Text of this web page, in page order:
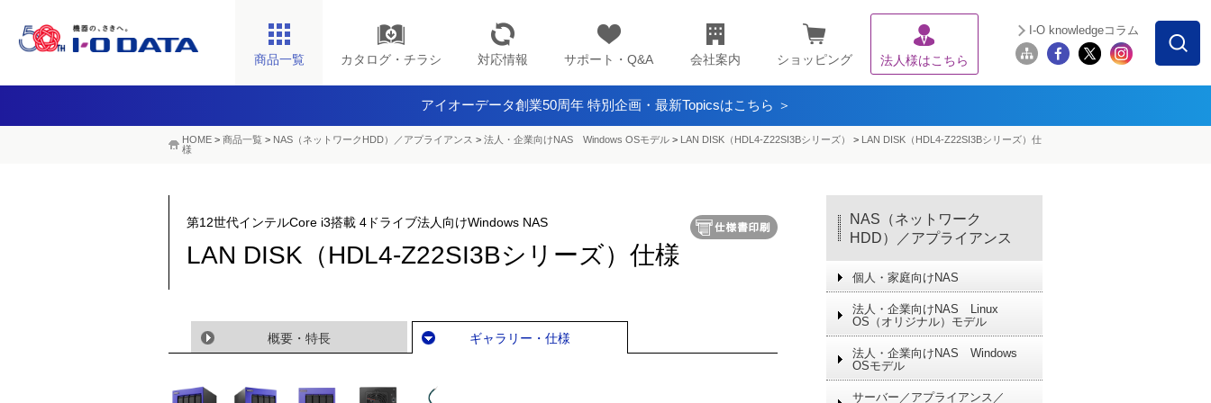
商品一覧 カタログ・チラシ 対応情報 サポート・Q&A 会社案内 ショッピング 法人様はこちら
I-O knowledgeコラム
アイオーデータ創業50周年 特別企画・最新Topicsはこちら ＞
HOME > 商品一覧 > NAS（ネットワークHDD）／アプライアンス​ > 法人・企業向けNAS Windows OSモデル > LAN DISK（HDL4-Z22SI3Bシリーズ） > LAN DISK（HDL4-Z22SI3Bシリーズ）仕
様
第12世代インテルCore i3搭載 4ドライブ法人向けWindows NAS
LAN DISK（HDL4-Z22SI3Bシリーズ）仕様
概要・特長 ギャラリー・仕様
NAS（ネットワーク
HDD）／アプライアンス
個人・家庭向けNAS
法人・企業向けNAS Linux
OS（オリジナル）モデル
法人・企業向けNAS Windows
OSモデル
サーバー／アプライアンス／